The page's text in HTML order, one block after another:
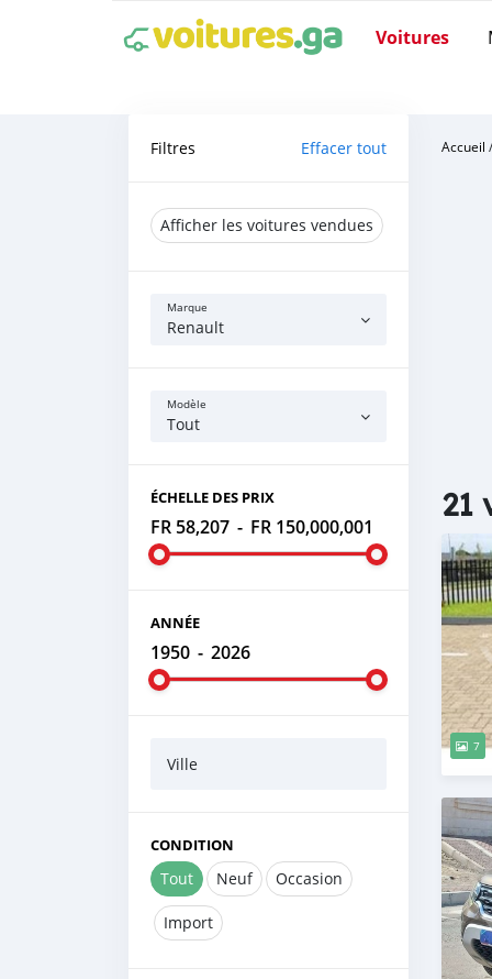
Voitures
Filtres Effacer tout
Afficher les voitures vendues
Marque
Renault
Modèle
Tout
ÉCHELLE DES PRIX
FR 58,207 - FR 150,000,001
ANNÉE
1950 - 2026
Ville
CONDITION
Tout Neuf Occasion
Import
Accueil
21
7